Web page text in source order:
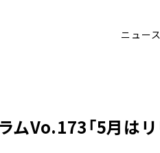
ニュース
ムVo.173「5月はリ